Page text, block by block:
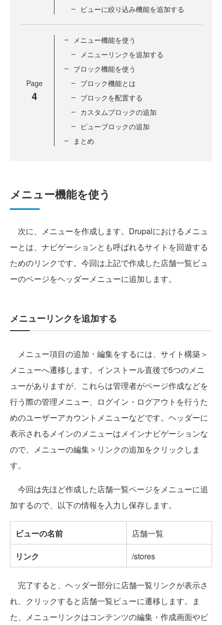
ビューに絞り込み機能を追加する
Page
4
メニュー機能を使う
メニューリンクを追加する
ブロック機能を使う
ブロック機能とは
ブロックを配置する
カスタムブロックの追加
ビューブロックの追加
まとめ
メニュー機能を使う
次に、メニューを作成します。Drupalにおけるメニュ
ーとは、ナビゲーションとも呼ばれるサイトを回遊する
ためのリンクです。今回は上記で作成した店舗一覧ビュ
ーのページをヘッダーメニューに追加します。
メニューリンクを追加する
メニュー項目の追加・編集をするには、サイト構築＞
メニューへ遷移します。インストール直後で5つのメニ
ューがありますが、これらは管理者がページ作成などを
行う際の管理メニュー、ログイン・ログアウトを行うた
めのユーザーアカウントメニューなどです。ヘッダーに
表示されるメインのメニューはメインナビゲーションな
ので、メニューの編集＞リンクの追加をクリックしま
す。
今回は先ほど作成した店舗一覧ページをメニューに追
加するので、以下の情報を入力し保存します。
ビューの名前
店舗一覧
リンク
/stores
完了すると、ヘッダー部分に店舗一覧リンクが表示さ
れ、クリックすると店舗一覧ビューに遷移します。ま
た、メニューリンクはコンテンツの編集・作成画面やビ